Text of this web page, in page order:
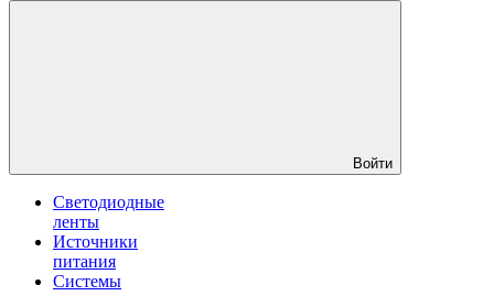
Войти
Светодиодные
ленты
Источники
питания
Системы